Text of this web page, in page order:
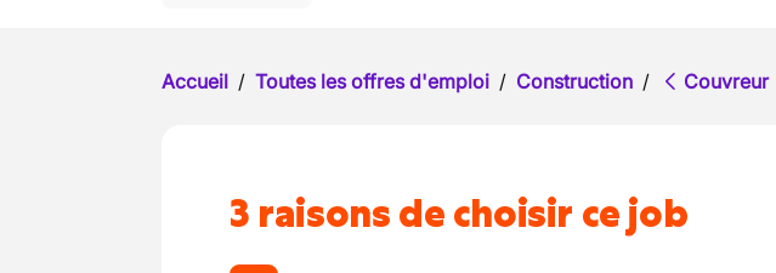
Accueil / Toutes les offres d'emploi / Construction / Couvreur
3 raisons de choisir ce job